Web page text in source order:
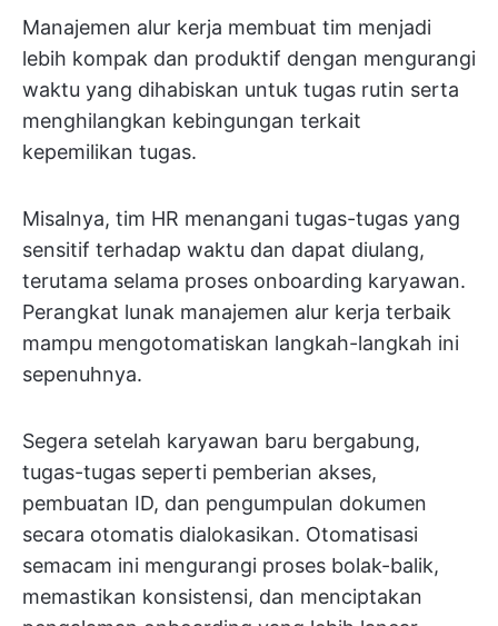
Manajemen alur kerja membuat tim menjadi
lebih kompak dan produktif dengan mengurangi
waktu yang dihabiskan untuk tugas rutin serta
menghilangkan kebingungan terkait
kepemilikan tugas.
Misalnya, tim HR menangani tugas-tugas yang
sensitif terhadap waktu dan dapat diulang,
terutama selama proses onboarding karyawan.
Perangkat lunak manajemen alur kerja terbaik
mampu mengotomatiskan langkah-langkah ini
sepenuhnya.
Segera setelah karyawan baru bergabung,
tugas-tugas seperti pemberian akses,
pembuatan ID, dan pengumpulan dokumen
secara otomatis dialokasikan. Otomatisasi
semacam ini mengurangi proses bolak-balik,
memastikan konsistensi, dan menciptakan